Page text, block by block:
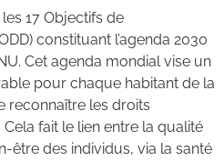
17 Objectifs de
constituant l’agenda 2030
Cet agenda mondial vise un
pour chaque habitant de la
reconnaître les droits
fait le lien entre la qualité
être des individus, via la santé